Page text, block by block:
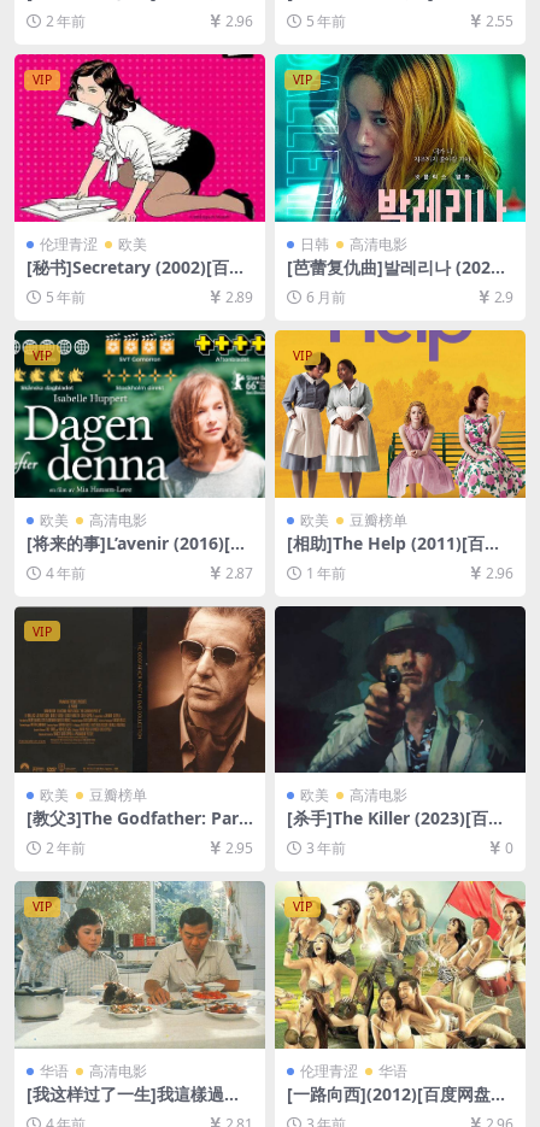
ボーイズ (2001)[百度网盘+夸
克网盘1080P超清未删减资源]
[网盘在线播放/下载][MP4/6G
B][中文字幕]
2 年前 2.96
(2000)109min[百度网盘+迅
雷云盘资源未删减1080P高清]
[MP4/6.1GB][中英字幕]【视
频文件+防和谐压缩包（含解
压密码）】
5 年前 2.55
VIP
伦理青涩 欧美
[秘书]Secretary (2002)[百度
网盘+迅雷云盘资源1080P超
清未删减][MP4/6.6GB][中英
字幕]
5 年前 2.89
VIP
日韩 高清电影
[芭蕾复仇曲]발레리나 (2023)
[百度网盘+夸克网盘1080P超
清未删减资源][网盘在线播放/
下载][MP4/5GB][中文字幕]
6 月前 2.9
VIP
欧美 高清电影
[将来的事]L’avenir (2016)[百
度网盘+迅雷云盘资源1080P
超清未删减][MP4/6GB][中文
4 年前 2.87
VIP
欧美 豆瓣榜单
[相助]The Help (2011)[百度
网盘+夸克网盘1080P超清未
删减资源][网盘在线播放/下
1 年前 2.96
VIP
欧美 豆瓣榜单
[教父3]The Godfather: Part
III (1990) REMUX洗版[百度
网盘+夸克网盘+迅雷云盘资源
1080P超清未删减][MP4/14G
B][中英字幕]
2 年前 2.95
欧美 高清电影
[杀手]The Killer (2023)[百度
网盘+夸克网盘1080P超清未
删减资源][网盘在线播放/下
载][MP4/4.8GB][中英字幕]
3 年前 0
VIP
华语 高清电影
[我这样过了一生]我這樣過了
一生 (1985)[百度网盘+迅雷云
VIP
伦理青涩 华语
[一路向西](2012)[百度网盘
+夸克网盘1080P超清未删减